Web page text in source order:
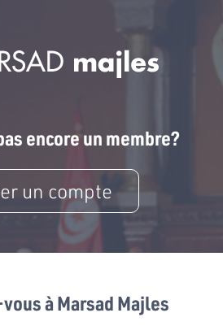
encore un membre?
un compte
à Marsad Majles